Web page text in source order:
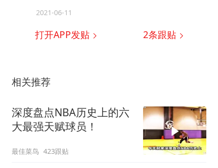
2021-06-11
打开APP发贴 2条跟贴
相关推荐
深度盘点NBA历史上的六
大最强天赋球员！
最佳菜鸟 423跟贴